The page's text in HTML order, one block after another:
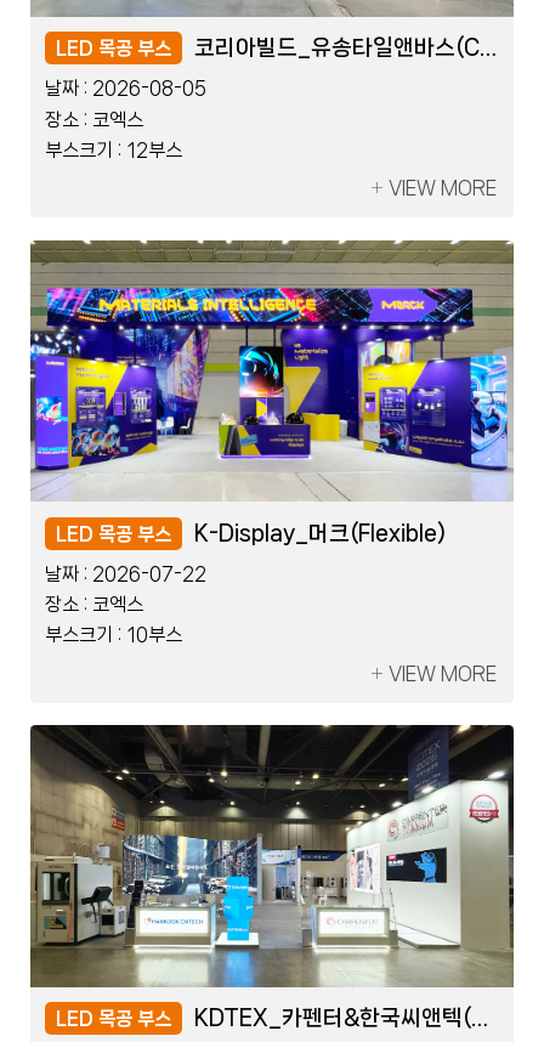
LED 블럭 부스 KDTEX_쓰리포인트덴탈(COB)
날짜 : 2026-07-17
장소 : 킨텍스
부스크기 : 10부스
VIEW MORE
LED 블럭 부스 레이저코리아_한국제지
날짜 : 2026-07-08
장소 : 킨텍스
부스크기 : 2부스
VIEW MORE
LED 블럭 부스 레이저코리아_세움트로닉스
LED 목공 부스
날짜 : 2026-08-05
장소 : 코엑스
부스크기 : 12부스
VIEW MORE
LED 목공 부스 K-Display_머크(Flexible)
날짜 : 2026-07-22
장소 : 코엑스
부스크기 : 10부스
VIEW MORE
LED 목공 부스
LED 블럭 부스 KDTEX_쓰리포인트덴탈(COB)
날짜 : 2026-07-17
장소 : 킨텍스
부스크기 : 10부스
VIEW MORE
LED 블럭 부스 레이저코리아_한국제지
날짜 : 2026-07-08
장소 : 킨텍스
부스크기 : 2부스
VIEW MORE
LED 블럭 부스 레이저코리아_세움트로닉스
LED 목공 부스
날짜 : 2026-08-05
장소 : 코엑스
부스크기 : 12부스
VIEW MORE
LED 목공 부스 K-Display_머크(Flexible)
날짜 : 2026-07-22
장소 : 코엑스
부스크기 : 10부스
VIEW MORE
LED 목공 부스